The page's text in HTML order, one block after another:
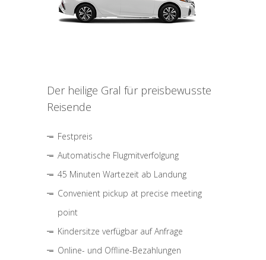
Der heilige Gral für preisbewusste
Reisende
Festpreis
Automatische Flugmitverfolgung
45 Minuten Wartezeit ab Landung
Convenient pickup at precise meeting
point
Kindersitze verfügbar auf Anfrage
Online- und Offline-Bezahlungen